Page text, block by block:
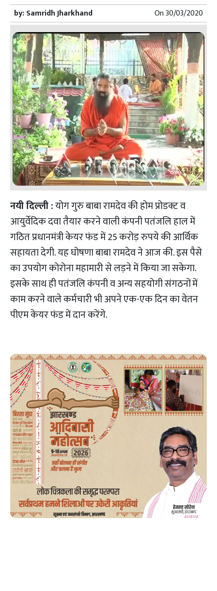
by:Samridh Jharkhand On30/03/2020
नयी दिल्ली :योग गुरु बाबा रामदेव की होम प्रोडक्ट व
आयुर्वेदिक दवा तैयार करने वाली कंपनी पतंजलि हाल में
गठित प्रधानमंत्री केयर फंड में 25 करोड़ रुपये की आर्थिक
सहायता देगी. यह घोषणा बाबा रामदेव ने आज की. इस पैसे
का उपयोग कोरोना महामारी से लड़ने में किया जा सकेगा.
इसके साथ ही पतंजलि कंपनी व अन्य सहयोगी संगठनों में
काम करने वाले कर्मचारी भी अपने एक-एक दिन का वेतन
पीएम केयर फंड में दान करेंगे.